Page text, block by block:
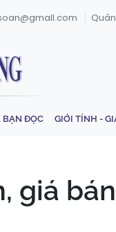
BẠN ĐỌC GIỚI TÍNH -
giá